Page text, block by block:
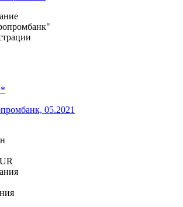
новых сделок на рынках
другими белорусскими заемщиками.
05.2021